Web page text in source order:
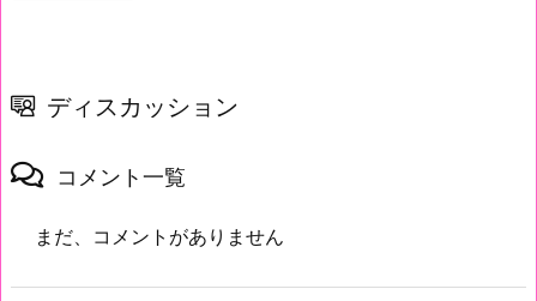
ディスカッション
コメント一覧
まだ、コメントがありません